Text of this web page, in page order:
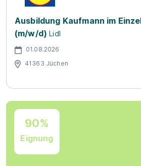
Ausbildung Kaufmann im
(m/w/d) Lidl
01.08.2026
41363 Jüchen
90%
Eignung